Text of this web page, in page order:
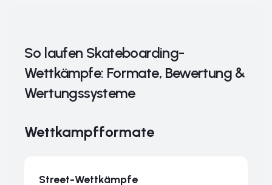
So laufen Skateboarding-
Wettkämpfe: Formate, Bewertung &
Wertungssysteme
Wettkampfformate
Street-Wettkämpfe